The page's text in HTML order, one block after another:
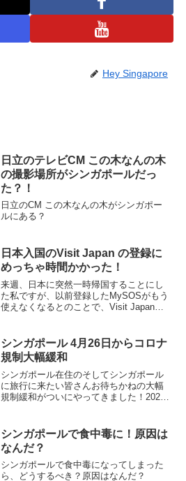
Hey Singapore
日立のテレビCM この木なんの木
の撮影場所がシンガポールだっ
た？！
日立のCM この木なんの木がシンガポー
ルにある？
日本入国のVisit Japan の登録に
めっちゃ時間かかった！
来週、日本に突然一時帰国することにし
た私ですが、以前登録したMySOSがもう
使えなくなるとのことで、Visit Japanを
ました。まずはiPhoneで始めたのです
が、...
シンガポール 4月26日からコロナ
規制大幅緩和
シンガポール在住のそしてシンガポール
に旅行に来たい皆さんお待ちかねの大幅
規制緩和がついにやってきました！2022
た。では、どのように変わるのか順番に
見ていきましょう...
シンガポールで食中毒に！原因は
なんだ？
シンガポールで食中毒になってしまった
ら、どうするべき？原因はなんだ？